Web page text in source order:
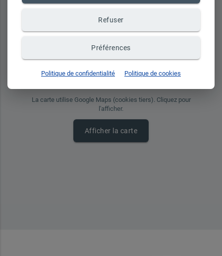
place
La carte utilise Google Maps (cookies tiers). Cliquez pour
l'afficher.
Afficher la carte
Refuser
Préférences
Politique de confidentialité Politique de cookies